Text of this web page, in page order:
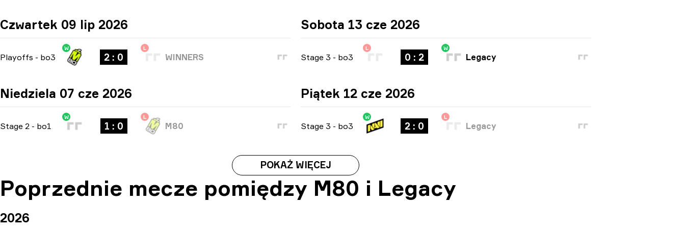
Czwartek 09 lip 2026
Playoffs - bo3
W
2 : 0
L
WINNERS
Niedziela 07 cze 2026
Stage 2 - bo1
W
1 : 0
L
M80
Sobota 13 cze 2026
Stage 3 - bo3
L
0 : 2
W
Legacy
Piątek 12 cze 2026
Stage 3 - bo3
W
2 : 0
L
Legacy
POKAŻ WIĘCEJ
Poprzednie mecze pomiędzy M80 i Legacy
2026